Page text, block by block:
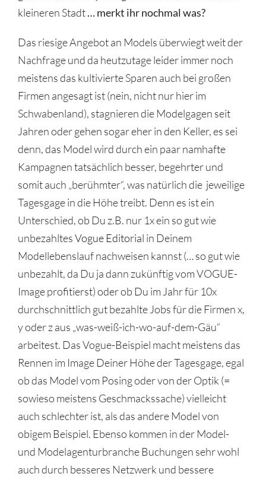
kleineren Stadt… merkt ihr nochmal was?
Das riesige Angebot an Models überwiegt weit der
Nachfrage und da heutzutage leider immer noch
meistens das kultivierte Sparen auch bei großen
Firmen angesagt ist (nein, nicht nur hier im
Schwabenland), stagnieren die Modelgagen seit
Jahren oder gehen sogar eher in den Keller, es sei
denn, das Model wird durch ein paar namhafte
Kampagnen tatsächlich besser, begehrter und
somit auch „berühmter“, was natürlich die jeweilige
Tagesgage in die Höhe treibt. Denn es ist ein
Unterschied, ob Du z.B. nur 1x ein so gut wie
unbezahltesVogue Editorial in Deinem
Modellebenslauf nachweisen kannst (… so gut wie
unbezahlt, da Du ja dann zukünftig vom VOGUE-
Image profitierst) oder ob Du im Jahr für 10x
durchschnittlich gut bezahlte Jobs für die Firmen x,
y oder z aus „was-weiß-ich-wo-auf-dem-Gäu“
arbeitest. Das Vogue-Beispiel macht meistens das
Rennen im Image Deiner Höhe der Tagesgage, egal
ob das Model vom Posing oder von der Optik (=
sowieso meistens Geschmackssache) vielleicht
auch schlechter ist, als das andere Model von
obigem Beispiel. Ebenso kommen in der Model-
und Modelagenturbranche Buchungen sehr wohl
auch durch besseres Netzwerk und bessere